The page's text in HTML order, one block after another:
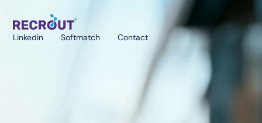
Linkedin Softmatch Contact